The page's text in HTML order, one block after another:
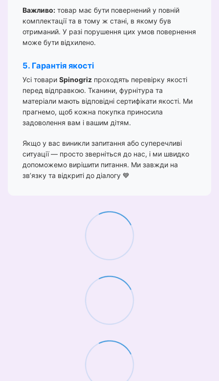
Важливо: товар має бути повернений у повній
комплектації та в тому ж стані, в якому був
отриманий. У разі порушення цих умов повернення
може бути відхилено.
5. Гарантія якості
Усі товари Spinogriz проходять перевірку якості
перед відправкою. Тканини, фурнітура та
матеріали мають відповідні сертифікати якості. Ми
прагнемо, щоб кожна покупка приносила
задоволення вам і вашим дітям.
Якщо у вас виникли запитання або суперечливі
ситуації — просто зверніться до нас, і ми швидко
допоможемо вирішити питання. Ми завжди на
зв’язку та відкриті до діалогу 💙